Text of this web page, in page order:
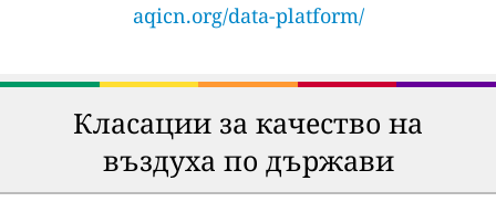
aqicn.org/data-platform/
Класации за качество на
въздуха по държави